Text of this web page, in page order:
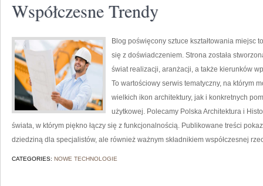
Współczesne Trendy
Blog poświęcony sztuce kształtowania miejsc
się z doświadczeniem. Strona została
świat realizacji, aranżacji, a także kierunków
To wartościowy serwis tematyczny, na którym
wielkich ikon architektury, jak i konkretnych
użytkowej. Polecamy Polska Architektura i
świata, w którym piękno łączy się z funkcjonalnością. Publikowane treści
dziedziną dla specjalistów, ale również ważnym składnikiem współczesnej
CATEGORIES: NOWE TECHNOLOGIE